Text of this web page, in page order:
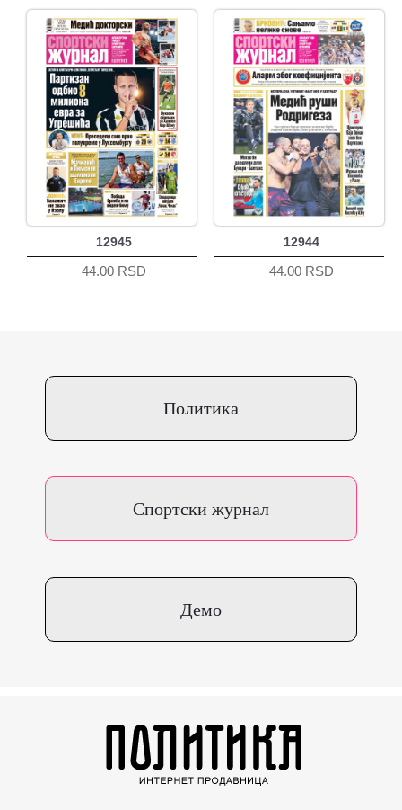
12945
44.00 RSD
12944
44.00 RSD
Политика
Спортски журнал
Демо